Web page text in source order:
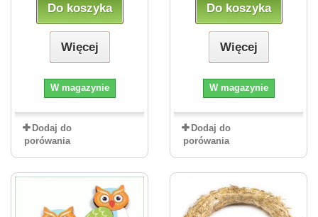
Do koszyka
Więcej
W magazynie
Dodaj do
porówania
Do koszyka
Więcej
W magazynie
Dodaj do
porówania